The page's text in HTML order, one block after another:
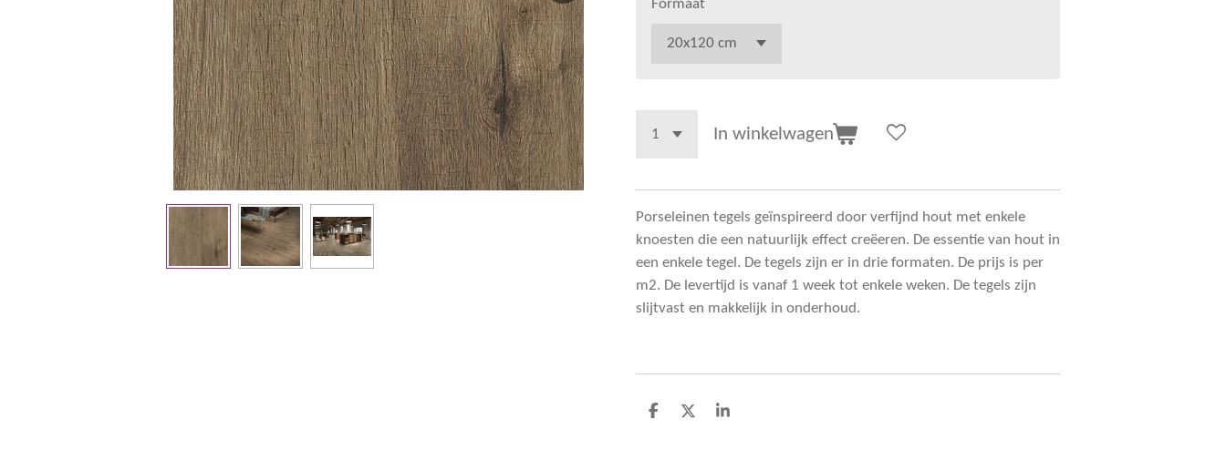
Formaat
In winkelwagen
Porseleinen tegels geïnspireerd door verfijnd hout met enkele
knoesten die een natuurlijk effect creëeren. De essentie van hout in
een enkele tegel. De tegels zijn er in drie formaten. De prijs is per
m2. De levertijd is vanaf 1 week tot enkele weken. De tegels zijn
slijtvast en makkelijk in onderhoud.
D
D
S